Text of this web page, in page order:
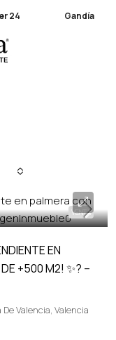
24 Gandía
VENTA
EN
+500 M2! ✨? –
Valencia, Valencia